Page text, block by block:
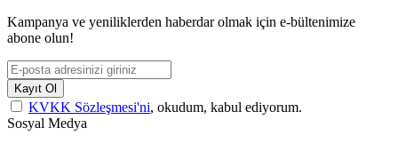
Kampanya ve yeniliklerden haberdar olmak için e-bültenimize
abone olun!
Kayıt Ol
KVKK Sözleşmesi'ni, okudum, kabul ediyorum.
Sosyal Medya